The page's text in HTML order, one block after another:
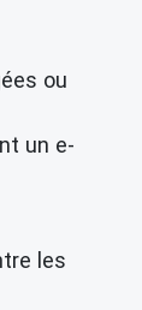
ou
un e-
les